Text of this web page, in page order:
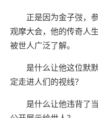
正是因为金子弢，参
观摩大会，他的传奇人
被世人广泛了解。
是什么让他这位默默
定走进人们的视线？
是什么让他违背了当